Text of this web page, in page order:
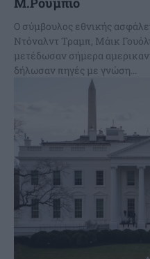
Ο σύμβουλος εθνικής
Ντόναλντ Τραμπ, Μάικ
μετέδωσαν σήμερα
δήλωσαν πηγές με γνώση...